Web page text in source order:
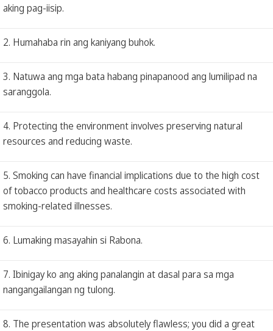
aking pag-iisip.
2. Humahaba rin ang kaniyang buhok.
3. Natuwa ang mga bata habang pinapanood ang lumilipad na
saranggola.
4. Protecting the environment involves preserving natural
resources and reducing waste.
5. Smoking can have financial implications due to the high cost
of tobacco products and healthcare costs associated with
smoking-related illnesses.
6. Lumaking masayahin si Rabona.
7. Ibinigay ko ang aking panalangin at dasal para sa mga
nangangailangan ng tulong.
8. The presentation was absolutely flawless; you did a great